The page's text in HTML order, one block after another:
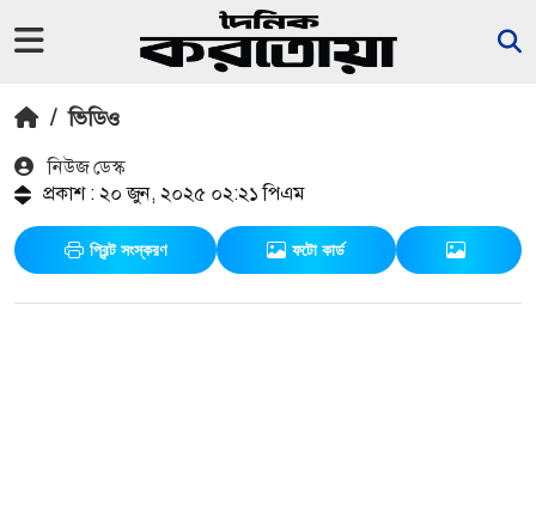
/ ভিডিও
নিউজ ডেস্ক
প্রকাশ : ২০ জুন, ২০২৫ ০২:২১ পিএম
প্রিন্ট সংস্করণ ফটো কার্ড